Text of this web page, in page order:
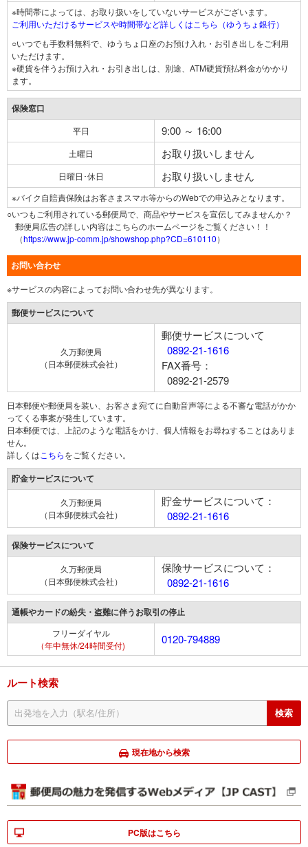
※時間帯によっては、お取り扱いをしていないサービスがございます。
ご利用いただけるサービスや時間帯など詳しくはこちら（ゆうちょ銀行）
○いつでも手数料無料で、ゆうちょ口座のお預け入れ・お引き出しをご利用
いただけます。
※硬貨を伴うお預け入れ・お引き出しは、別途、ATM硬貨預払料金がかかり
ます。
保険窓口
平日 9:00 ～ 16:00
土曜日 お取り扱いしません
日曜日･休日 お取り扱いしません
※バイク自賠責保険はお客さまスマホ等からのWebでの申込みとなります。
○いつもご利用されている郵便局で、商品やサービスを宣伝してみませんか？
郵便局広告の詳しい内容はこちらのホームページをご覧ください！！
（https://www.jp-comm.jp/showshop.php?CD=610110）
お問い合わせ
※サービスの内容によってお問い合わせ先が異なります。
郵便サービスについて
久万郵便局
（日本郵便株式会社）
郵便サービスについて
0892-21-1616
FAX番号：
0892-21-2579
日本郵便や郵便局を装い、お客さま宛てに自動音声等による不審な電話がかか
ってくる事案が発生しています。
日本郵便では、上記のような電話をかけ、個人情報をお尋ねすることはありま
せん。
詳しくは こちらをご覧ください。
貯金サービスについて
久万郵便局
（日本郵便株式会社）
貯金サービスについて：
0892-21-1616
保険サービスについて
久万郵便局
（日本郵便株式会社）
保険サービスについて：
0892-21-1616
通帳やカードの紛失・盗難に伴うお取引の停止
フリーダイヤル
（年中無休/24時間受付)
0120-794889
ルート検索
現在地から検索
PC版はこちら